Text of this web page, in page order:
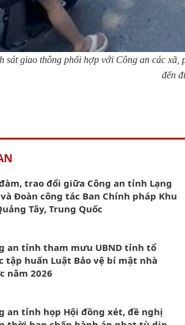
sát giao thông phối hợp với Công an các
đến
trao đổi giữa Công an tỉnh Lạng
Đoàn công tác Ban Chính pháp Khu
Tây, Trung Quốc
an tỉnh tham mưu UBND tỉnh tổ
tập huấn Luật Bảo vệ bí mật nhà
năm 2026
an tỉnh họp Hội đồng xét, đề nghị